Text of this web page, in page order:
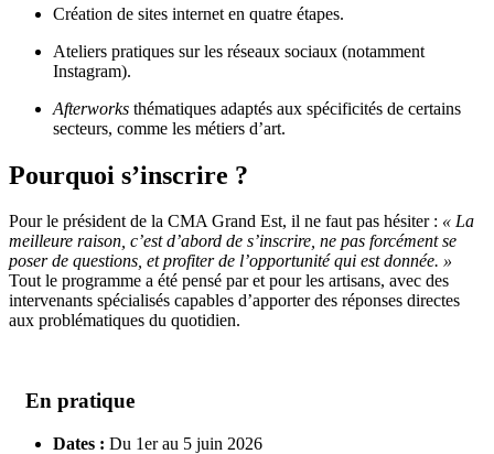
Création de sites internet en quatre étapes.
Ateliers pratiques sur les réseaux sociaux (notamment
Instagram).
Afterworks thématiques adaptés aux spécificités de certains
secteurs, comme les métiers d’art.
Pourquoi s’inscrire ?
Pour le président de la CMA Grand Est, il ne faut pas hésiter : « La
meilleure raison, c’est d’abord de s’inscrire, ne pas forcément se
poser de questions, et profiter de l’opportunité qui est donnée. »
Tout le programme a été pensé par et pour les artisans, avec des
intervenants spécialisés capables d’apporter des réponses directes
aux problématiques du quotidien.
En pratique
Dates : Du 1er au 5 juin 2026